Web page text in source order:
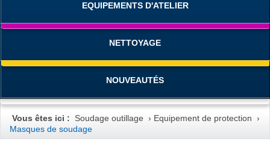
EQUIPEMENTS D'ATELIER
NETTOYAGE
NOUVEAUTÉS
Vous êtes ici : Soudage outillage › Equipement de protection ›
Masques de soudage